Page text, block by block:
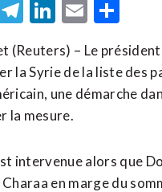
Telegram
LinkedIn
Email
(Reuters) – Le
la Syrie de la liste des
​une ‌démarche
la mesure.
‌intervenue alors que
en marge du